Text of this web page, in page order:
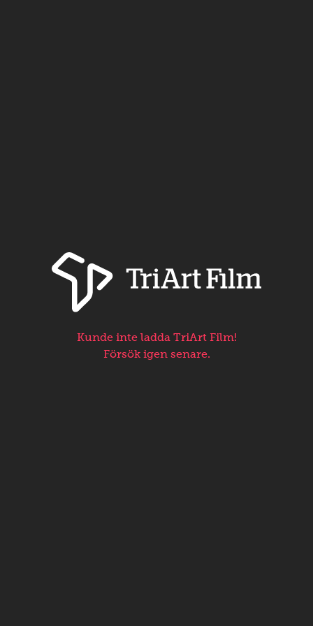
Kunde inte ladda TriArt Film!
Försök igen senare.